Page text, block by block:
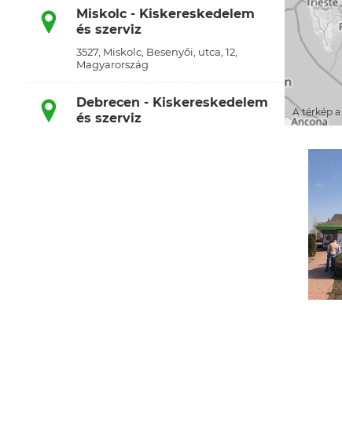
Miskolc - Kiskereskedelem
és szerviz
3527, Miskolc, Besenyői, utca, 12,
Magyarország
Debrecen - Kiskereskedelem
és szerviz
A térkép